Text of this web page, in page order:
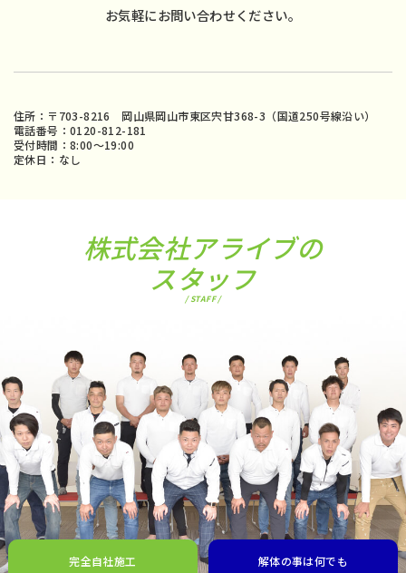
お気軽にお問い合わせください。
住所：〒703-8216 岡山県岡山市東区宍甘368-3（国道250号線沿い）
電話番号：0120-812-181
受付時間：8:00〜19:00
定休日：なし
株式会社アライブの
スタッフ
/ STAFF /
完全自社施工
解体の事は何でも